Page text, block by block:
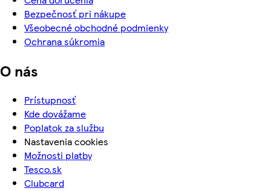
Bezpečnosť pri nákupe
Všeobecné obchodné podmienky
Ochrana súkromia
O nás
Prístupnosť
Kde dovážame
Poplatok za službu
Nastavenia cookies
Možnosti platby
Tesco.sk
Clubcard